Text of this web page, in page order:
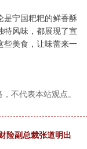
是宁国粑粑的鲜香酥
特风味，都展现了宣
些美食，让味蕾来一
不代表本站观点。
险副总裁张道明出